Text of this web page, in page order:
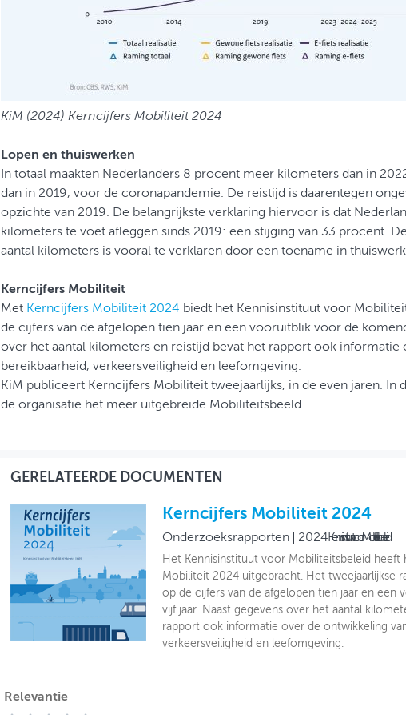
KiM (2024) Kerncijfers Mobiliteit 2024
Lopen en thuiswerken
In totaal maakten Nederlanders 8 procent meer kilometers dan in
dan in 2019, voor de coronapandemie. De reistijd is daarentegen
opzichte van 2019. De belangrijkste verklaring hiervoor is dat
kilometers te voet afleggen sinds 2019: een stijging van 33 procent.
aantal kilometers is vooral te verklaren door een toename in
Kerncijfers Mobiliteit
Met Kerncijfers Mobiliteit 2024 biedt het Kennisinstituut voor
de cijfers van de afgelopen tien jaar en een vooruitblik voor de
over het aantal kilometers en reistijd bevat het rapport ook informatie
bereikbaarheid, verkeersveiligheid en leefomgeving.
KiM publiceert Kerncijfers Mobiliteit tweejaarlijks, in de even jaren. In
de organisatie het meer uitgebreide Mobiliteitsbeeld.
GERELATEERDE DOCUMENTEN
Kerncijfers Mobiliteit 2024
Onderzoeksrapporten 2024Kennisinstituut voor Mobiliteitsbeleid
Het Kennisinstituut voor Mobiliteitsbeleid heeft
Mobiliteit 2024 uitgebracht. Het tweejaarlijkse
op de cijfers van de afgelopen tien jaar en een
vijf jaar. Naast gegevens over het aantal
rapport ook informatie over de ontwikkeling
verkeersveiligheid en leefomgeving.
Relevantie